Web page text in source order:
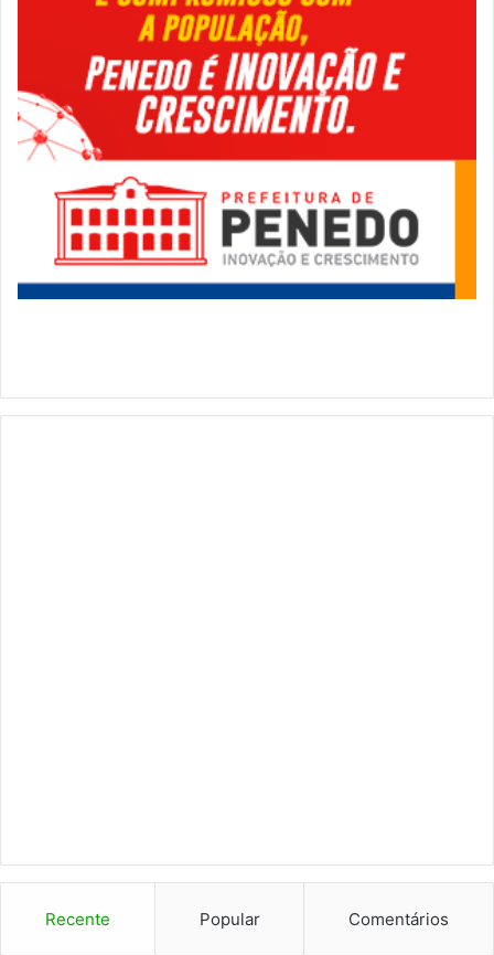
Recente Popular Comentários